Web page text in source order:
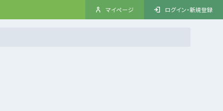
マイページ ログイン・新規登録